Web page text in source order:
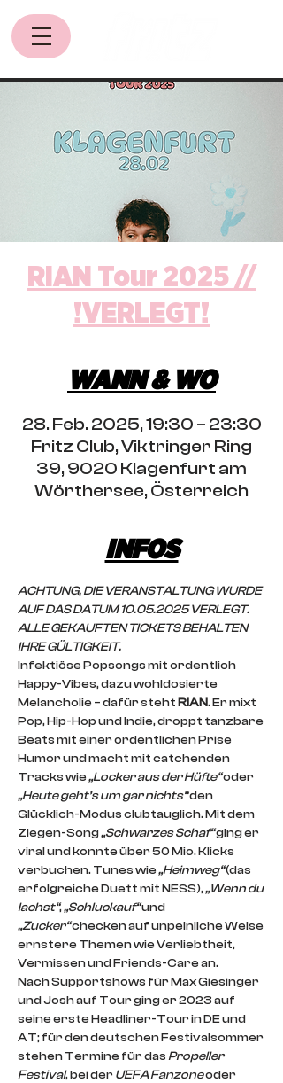
RIAN Tour 2025 //
!VERLEGT!
WANN & WO
28. Feb. 2025, 19:30 – 23:30
Fritz Club, Viktringer Ring
39, 9020 Klagenfurt am
Wörthersee, Österreich
INFOS
ACHTUNG, DIE VERANSTALTUNG WURDE
AUF DAS DATUM 10.05.2025 VERLEGT.
ALLE GEKAUFTEN TICKETS BEHALTEN
IHRE GÜLTIGKEIT.
Infektiöse Popsongs mit ordentlich
Happy-Vibes, dazu wohldosierte
Melancholie – dafür steht RIAN. Er mixt
Pop, Hip-Hop und Indie, droppt tanzbare
Beats mit einer ordentlichen Prise
Humor und macht mit catchenden
Tracks wie „Locker aus der Hüfte“ oder
„Heute geht’s um gar nichts“ den
Glücklich-Modus clubtauglich. Mit dem
Ziegen-Song „Schwarzes Schaf“ ging er
viral und konnte über 50 Mio. Klicks
verbuchen. Tunes wie „Heimweg“ (das
erfolgreiche Duett mit NESS), „Wenn du
lachst“, „Schluckauf“ und
„Zucker“ checken auf unpeinliche Weise
ernstere Themen wie Verliebtheit,
Vermissen und Friends-Care an.
Nach Supportshows für Max Giesinger
und Josh auf Tour ging er 2023 auf
seine erste Headliner-Tour in DE und
AT; für den deutschen Festivalsommer
stehen Termine für das Propeller
Festival, bei der UEFA Fanzone oder